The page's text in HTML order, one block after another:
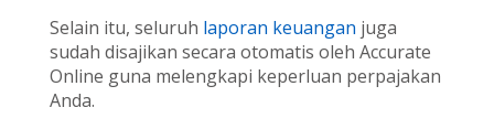
Selain itu, seluruh laporan keuangan juga
sudah disajikan secara otomatis oleh Accurate
Online guna melengkapi keperluan perpajakan
Anda.